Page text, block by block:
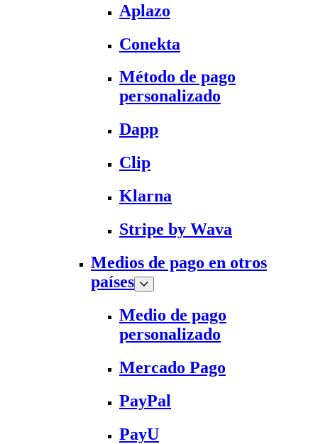
Aplazo
Conekta
Método de pago
personalizado
Dapp
Clip
Klarna
Stripe by Wava
Medios de pago en otros
países
Medio de pago
personalizado
Mercado Pago
PayPal
PayU